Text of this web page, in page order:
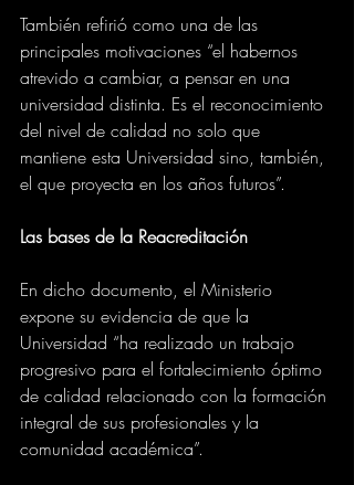
También refirió como una de las
principales motivaciones “el habernos
atrevido a cambiar, a pensar en una
universidad distinta. Es el reconocimiento
del nivel de calidad no solo que
mantiene esta Universidad sino, también,
el que proyecta en los años futuros”.
Las bases de la Reacreditación
En dicho documento, el Ministerio
expone su evidencia de que la
Universidad “ha realizado un trabajo
progresivo para el fortalecimiento óptimo
de calidad relacionado con la formación
integral de sus profesionales y la
comunidad académica”.